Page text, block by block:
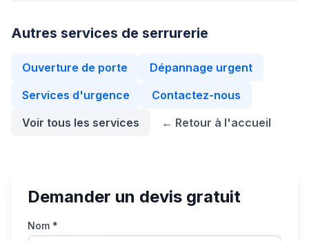
Autres services de serrurerie
Ouverture de porte
Dépannage urgent
Services d'urgence
Contactez-nous
Voir tous les services
← Retour à l'accueil
Demander un devis gratuit
Nom *